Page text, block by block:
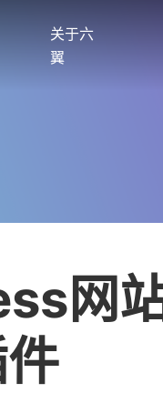
关于六
翼
网